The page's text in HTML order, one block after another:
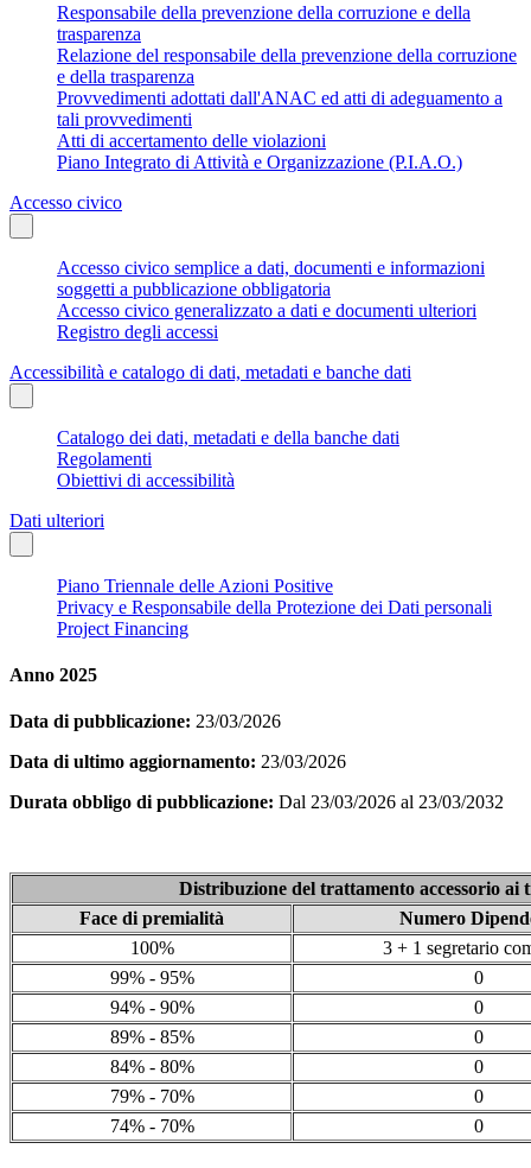
Responsabile della prevenzione della corruzione e della
trasparenza
Relazione del responsabile della prevenzione della corruzione
e della trasparenza
Provvedimenti adottati dall'ANAC ed atti di adeguamento a
tali provvedimenti
Atti di accertamento delle violazioni
Piano Integrato di Attività e Organizzazione (P.I.A.O.)
Accesso civico
Accesso civico semplice a dati, documenti e informazioni
soggetti a pubblicazione obbligatoria
Accesso civico generalizzato a dati e documenti ulteriori
Registro degli accessi
Accessibilità e catalogo di dati, metadati e banche dati
Catalogo dei dati, metadati e della banche dati
Regolamenti
Obiettivi di accessibilità
Dati ulteriori
Piano Triennale delle Azioni Positive
Privacy e Responsabile della Protezione dei Dati personali
Project Financing
Anno 2025
Data di pubblicazione: 23/03/2026
Data di ultimo aggiornamento: 23/03/2026
Durata obbligo di pubblicazione: Dal 23/03/2026 al 23/03/2032
Distribuzione del trattamento accessorio ai
Face di premialità
Numero
100%
3 + 1 segretario
99% - 95%
0
94% - 90%
0
89% - 85%
0
84% - 80%
0
79% - 70%
0
74% - 70%
0